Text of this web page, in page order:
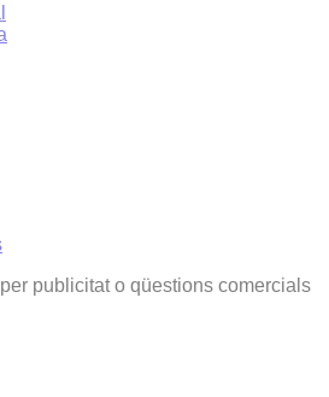
publicitat o qüestions comercials